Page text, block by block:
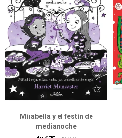
Mirabella y el festín de
medianoche